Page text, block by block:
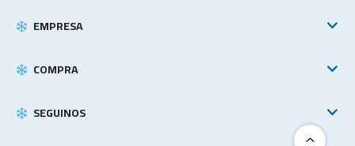
EMPRESA
COMPRA
SEGUINOS